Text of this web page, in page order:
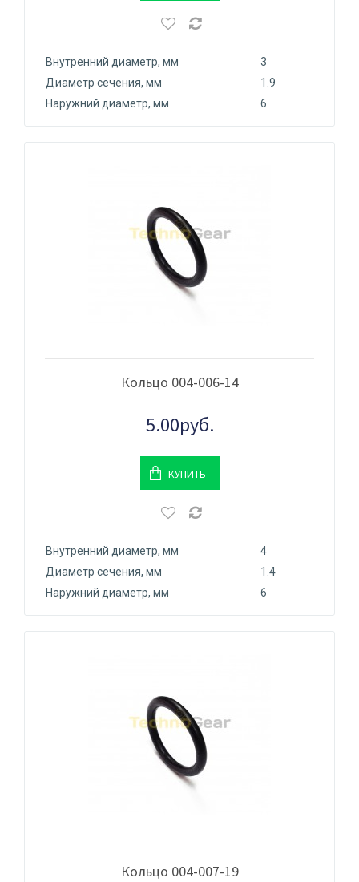
Внутренний диаметр, мм
3
Диаметр сечения, мм
1.9
Наружний диаметр, мм
6
Кольцо 004-006-14
5.00руб.
КУПИТЬ
Внутренний диаметр, мм
4
Диаметр сечения, мм
1.4
Наружний диаметр, мм
6
Кольцо 004-007-19